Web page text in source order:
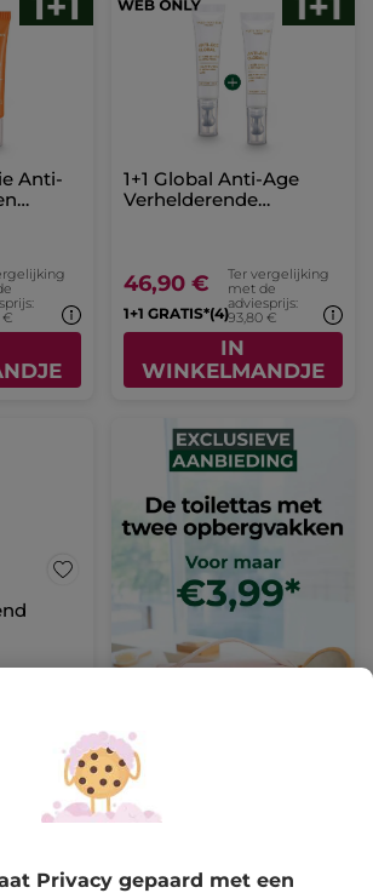
Anti-
€
1+1 Global Anti-Age
Verhelderende
46,90 €
Ter vergelijking
met de
adviesprijs:
93,80 €
1+1 GRATIS*(4)
IN
WINKELMANDJE
Privacy gepaard met een